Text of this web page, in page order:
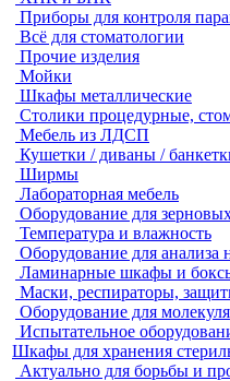
Приборы для контроля
Всё для стоматологии
Прочие изделия
Мойки
Шкафы металлические
Столики процедурные,
Мебель из ЛДСП
Кушетки / диваны /
Ширмы
Лабораторная мебель
Оборудование для
Температура и влажность
Оборудование для анализа
Ламинарные шкафы и
Маски, респираторы,
Оборудование для
Испытательное
Шкафы для хранения
Актуально для борьбы и